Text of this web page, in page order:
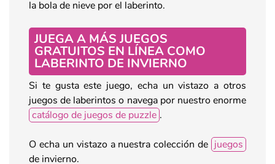
la bola de nieve por el laberinto.
JUEGA A MÁS JUEGOS
GRATUITOS EN LÍNEA COMO
LABERINTO DE INVIERNO
Si te gusta este juego, echa un vistazo a otros
juegos de laberintos o navega por nuestro enorme
catálogo de juegos de puzzle .
O echa un vistazo a nuestra colección de juegos
de invierno.